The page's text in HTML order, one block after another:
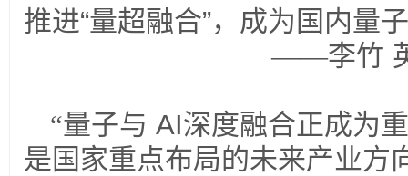
推进“量超融合”，成为国内量子
——李竹
“量子与 AI深度融合正成为
是国家重点布局的未来产业方